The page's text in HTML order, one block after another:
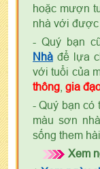
hoặc mượn
nhà với được
- Quý bạn
Nhà để lựa
với tuổi của
thông gia
- Quý bạn có
màu sơn
sống them
Xem